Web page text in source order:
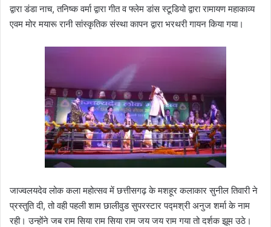
द्वारा डंडा नाच, तनिष्क वर्मा द्वारा गीत व फ्लेम डांस स्टूडियो द्वारा रामायण महाकाव्य
एवम मोर मयारू रानी सांस्कृतिक संस्था कापन द्वारा भरथरी गायन किया गया।
जाज्वलयदेव लोक कला महोत्सव में छत्तीसगढ़ के मशहूर कलाकार सुनील तिवारी ने
प्रस्तुति दी, तो वही पहली शाम छालीवुड सुपरस्टार पद्मश्री अनुज शर्मा के नाम
रही। उन्होंने जब राम सिया राम सिया राम जय जय राम गया तो दर्शक झूम उठे।